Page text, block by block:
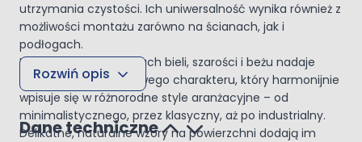
utrzymania czystości. Ich uniwersalność wynika również z
możliwości montażu zarówno na ścianach, jak i
podłogach.
Kolorystyka w odcieniach bieli, szarości i beżu nadaje
płytkom ponadczasowego charakteru, który harmonijnie
wpisuje się w różnorodne style aranżacyjne – od
minimalistycznego, przez klasyczny, aż po industrialny.
Delikatne, naturalne wzory na powierzchni dodają im
Rozwiń opis
Dane techniczne